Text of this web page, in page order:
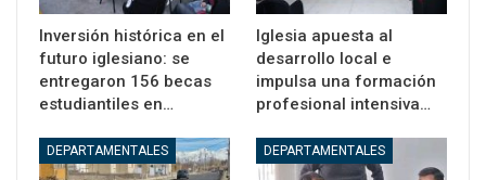
Inversión histórica en el
futuro iglesiano: se
entregaron 156 becas
estudiantiles en…
Iglesia apuesta al
desarrollo local e
impulsa una formación
profesional intensiva…
DEPARTAMENTALES DEPARTAMENTALES